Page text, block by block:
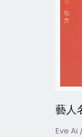
藝人
Eve Ai